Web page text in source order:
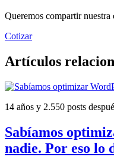
Queremos compartir
Cotizar
Artículos
14 años y 2.550 posts
Sabíamos
nadie. Por eso lo